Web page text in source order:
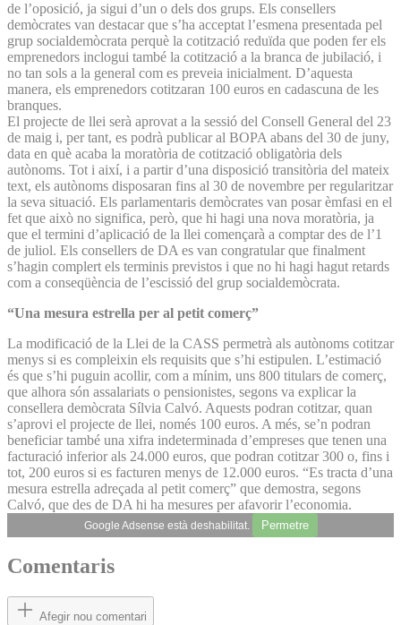
de l’oposició, ja sigui d’un o dels dos grups. Els consellers
demòcrates van destacar que s’ha acceptat l’esmena presentada pel
grup socialdemòcrata perquè la cotització reduïda que poden fer els
emprenedors inclogui també la cotització a la branca de jubilació, i
no tan sols a la general com es preveia inicialment. D’aquesta
manera, els emprenedors cotitzaran 100 euros en cadascuna de les
branques.
El projecte de llei serà aprovat a la sessió del Consell General del 23
de maig i, per tant, es podrà publicar al BOPA abans del 30 de juny,
data en què acaba la moratòria de cotització obligatòria dels
autònoms. Tot i així, i a partir d’una disposició transitòria del mateix
text, els autònoms disposaran fins al 30 de novembre per regularitzar
la seva situació. Els parlamentaris demòcrates van posar èmfasi en el
fet que això no significa, però, que hi hagi una nova moratòria, ja
que el termini d’aplicació de la llei començarà a comptar des de l’1
de juliol. Els consellers de DA es van congratular que finalment
s’hagin complert els terminis previstos i que no hi hagi hagut retards
com a conseqüència de l’escissió del grup socialdemòcrata.
“Una mesura estrella per al petit comerç”
La modificació de la Llei de la CASS permetrà als autònoms cotitzar
menys si es compleixin els requisits que s’hi estipulen. L’estimació
és que s’hi puguin acollir, com a mínim, uns 800 titulars de comerç,
que alhora són assalariats o pensionistes, segons va explicar la
consellera demòcrata Sílvia Calvó. Aquests podran cotitzar, quan
s’aprovi el projecte de llei, només 100 euros. A més, se’n podran
beneficiar també una xifra indeterminada d’empreses que tenen una
facturació inferior als 24.000 euros, que podran cotitzar 300 o, fins i
tot, 200 euros si es facturen menys de 12.000 euros. “Es tracta d’una
mesura estrella adreçada al petit comerç” que demostra, segons
Calvó, que des de DA hi ha mesures per afavorir l’economia.
Google Adsense està deshabilitat. Permetre
Comentaris
Afegir nou comentari